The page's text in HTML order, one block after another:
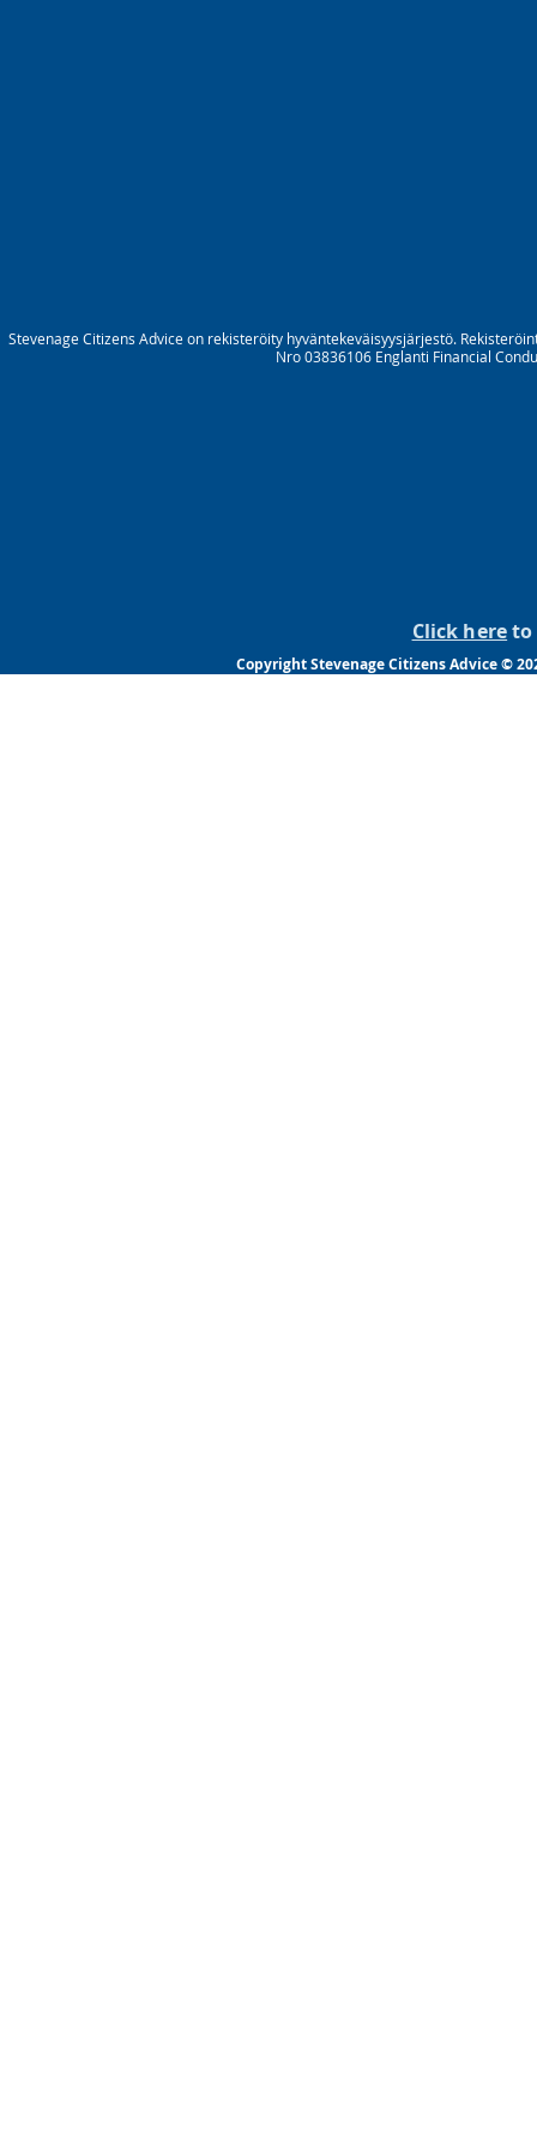
Stevenage Citizens Advice on rekisteröity hyväntekeväisyysjärjestö.
Nro 03836106 Englanti Financial
Click hereto
Copyright Stevenage Citizens Advice ©